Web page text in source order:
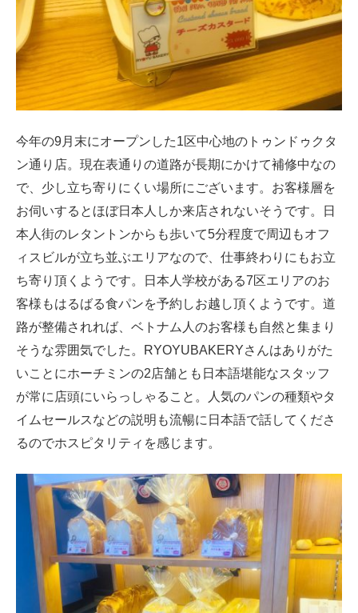
今年の9月末にオープンした1区中心地のトゥンドゥクタ
ン通り店。現在表通りの道路が長期にかけて補修中なの
で、少し立ち寄りにくい場所にございます。お客様層を
お伺いするとほぼ日本人しか来店されないそうです。日
本人街のレタントンからも歩いて5分程度で周辺もオフ
ィスビルが立ち並ぶエリアなので、仕事終わりにもお立
ち寄り頂くようです。日本人学校がある7区エリアのお
客様もはるばる食パンを予約しお越し頂くようです。道
路が整備されれば、ベトナム人のお客様も自然と集まり
そうな雰囲気でした。RYOYUBAKERYさんはありがた
いことにホーチミンの2店舗とも日本語堪能なスタッフ
が常に店頭にいらっしゃること。人気のパンの種類やタ
イムセールスなどの説明も流暢に日本語で話してくださ
るのでホスピタリティを感じます。